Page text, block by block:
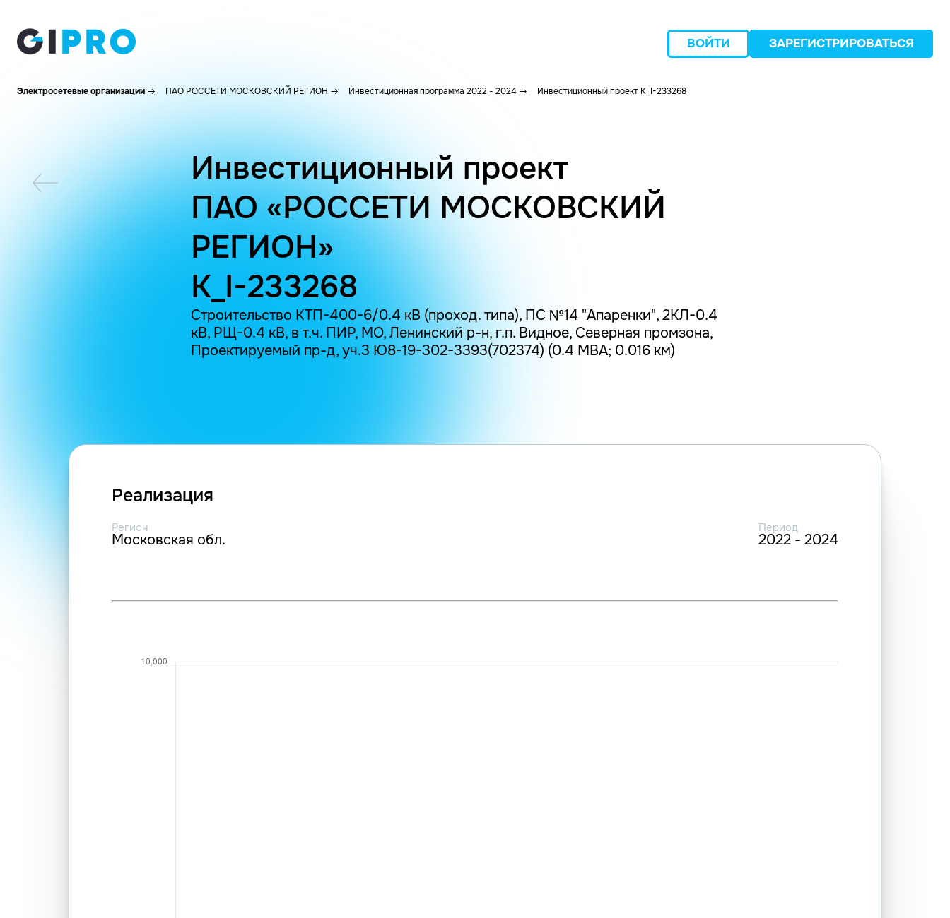
ВОЙТИ ЗАРЕГИСТРИРОВАТЬСЯ
Электросетевые организации ПАО РОССЕТИ МОСКОВСКИЙ РЕГИОН Инвестиционная программа 2022 - 2024 Инвестиционный проект K_I-233268
Инвестиционный проект
ПАО «РОССЕТИ МОСКОВСКИЙ
РЕГИОН»
K_I-233268
Строительство КТП-400-6/0.4 кВ (проход. типа), ПС №14 "Апаренки", 2КЛ-0.4
кВ, РЩ-0.4 кВ, в т.ч. ПИР, МО, Ленинский р-н, г.п. Видное, Северная промзона,
Проектируемый пр-д, уч.3 Ю8-19-302-3393(702374) (0.4 МВА; 0.016 км)
Реализация
Регион
Московская обл.
Период
2022 - 2024